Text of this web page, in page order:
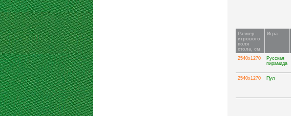
Размер
игрового
поля
стола, см
Игра
2540х1270
Русская
пирамида
2540х1270 Пул